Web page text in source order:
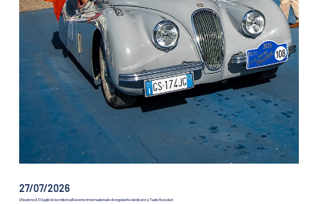
27/07/2026
Chiudono il 31 luglio le iscrizioni all’evento internazionale di regolarità dedicato a Tazio Nuvolari